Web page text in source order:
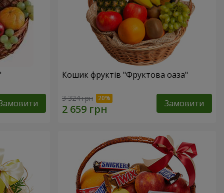
Кошик фруктів "Фруктова оаза"
3 324 грн Замовити